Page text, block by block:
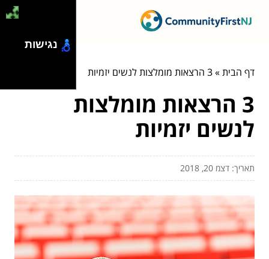
דף הבית»3 הרצאות מומלצות לנשים יזמיות
3 הרצאות מומלצות
לנשים יזמיות
תאריך: דצמ 20, 2018
נגישות